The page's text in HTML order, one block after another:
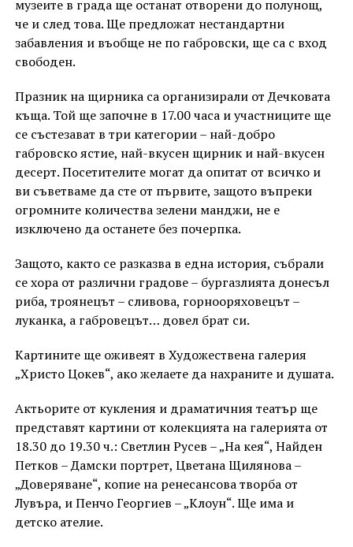
музеите в града ще останат отворени до полунощ,
че и след това. Ще предложат нестандартни
забавления и въобще не по габровски, ще са с вход
свободен.
Празник на щирника са организирали от Дечковата
къща. Той ще започне в 17.00 часа и участниците ще
се състезават в три категории – най-добро
габровско ястие, най-вкусен щирник и най-вкусен
десерт. Посетителите могат да опитат от всичко и
ви съветваме да сте от първите, защото въпреки
огромните количества зелени манджи, не е
изключено да останете без почерпка.
Защото, както се разказва в една история, събрали
се хора от различни градове – бургазлията донесъл
риба, троянецът – сливова, горнооряховецът –
луканка, а габровецът… довел брат си.
Картините ще оживеят в Художествена галерия
„Христо Цокев“, ако желаете да нахраните и душата.
Актьорите от кукления и драматичния театър ще
представят картини от колекцията на галерията от
18.30 до 19.30 ч.: Светлин Русев – „На кея“, Найден
Петков – Дамски портрет, Цветана Щилянова –
„Доверяване“, копие на ренесансова творба от
Лувъра, и Пенчо Георгиев – „Клоун“. Ще има и
детско ателие.